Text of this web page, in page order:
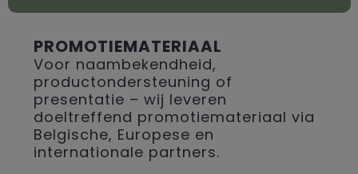
PROMOTIEMATERIAAL
Voor naambekendheid,
productondersteuning of
presentatie – wij leveren
doeltreffend promotiemateriaal via
Belgische, Europese en
internationale partners.